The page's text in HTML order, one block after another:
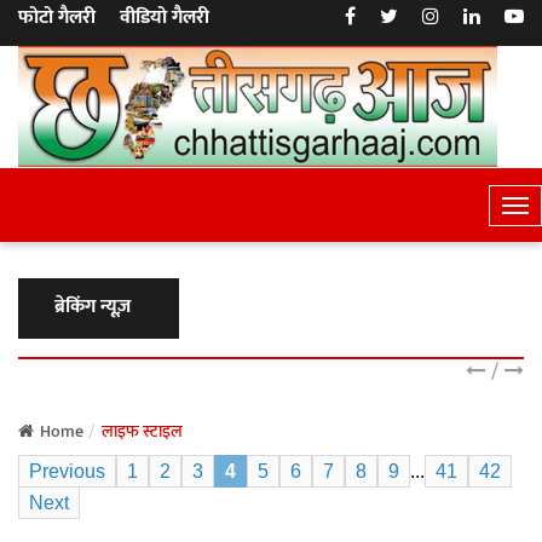
फोटो गैलरी वीडियो गैलरी
T
o
e
ब्रेकिंग न्यूज़
/
Home लाइफ स्टाइल
Previous 1 2 3 4 5 6 7 8 9 ... 41
42
Next